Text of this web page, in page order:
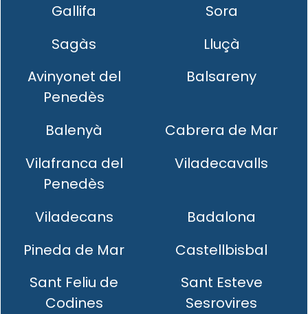
Gallifa
Sora
Sagàs
Lluçà
Avinyonet del
Penedès
Balsareny
Balenyà
Cabrera de Mar
Vilafranca del
Penedès
Viladecavalls
Viladecans
Badalona
Pineda de Mar
Castellbisbal
Sant Feliu de
Codines
Sant Esteve
Sesrovires